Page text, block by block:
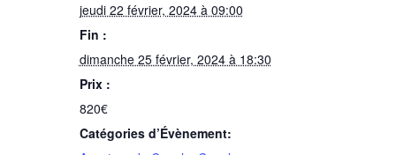
jeudi 22 février, 2024 à 09:00
Fin :
dimanche 25 février, 2024 à 18:30
Prix :
820€
Catégories d’Évènement: